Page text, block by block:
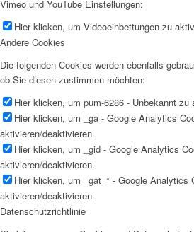
Vimeo und YouTube Einstellungen:
Hier klicken, um Videoeinbettungen zu
Andere Cookies
Die folgenden Cookies werden ebenfalls
ob Sie diesen zustimmen möchten:
Hier klicken, um pum-6286 - Unbekannt zu
Hier klicken, um _ga - Google Analytics
aktivieren/deaktivieren.
Hier klicken, um _gid - Google Analytics
aktivieren/deaktivieren.
Hier klicken, um _gat_* - Google Analytics
aktivieren/deaktivieren.
Datenschutzrichtlinie